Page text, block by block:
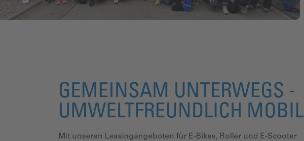
GEMEINSAM UNTERWEGS -
UMWELTFREUNDLICH MOBIL
Mit unseren Leasingangeboten für E-Bikes, Roller und E-Scooter